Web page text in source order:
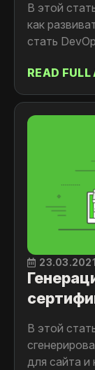
В этой
как
стать
READ
В этой
для сайта и